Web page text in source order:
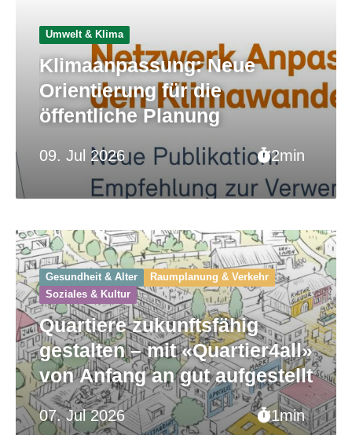
09. Jul 2026 2min
Umwelt & Klima
Klimaanpassung: Neue
Orientierung für die
öffentliche Planung
07. Jul 2026 1min
Gesundheit & Alter
Raumplanung & Verkehr
Soziales & Kultur
Quartiere zukunftsfähig
gestalten – mit «Quartier4all»
von Anfang an gut aufgestellt